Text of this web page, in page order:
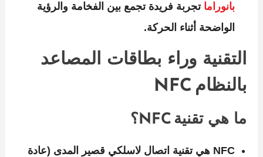
بانوراما تجربة فريدة تجمع بين الفخامة والرؤية
الواضحة أثناء الحركة.
التقنية وراء بطاقات المصاعد
بالنظام NFC
ما هي تقنية NFC؟
NFC هي تقنية اتصال لاسلكي قصير المدى (عادة